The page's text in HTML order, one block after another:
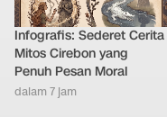
Infografis: Sederet Cerita
Mitos Cirebon yang
Penuh Pesan Moral
dalam 7 jam